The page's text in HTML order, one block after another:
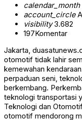
calendar_month
account_circle
visibility3.682
197Komentar
Jakarta,
otomotif tidak lahir
kemewahan
perpaduan seni,
berkembang.
teknologi transportasi
Teknologi dan
otomotif mendorong